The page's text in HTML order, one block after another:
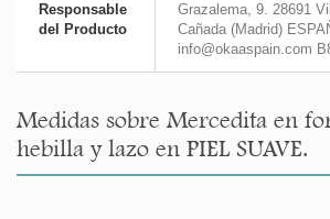
Responsable
del Producto
Grazalema, 9. 28691
Cañada (Madrid)
info@okaaspain.com
Medidas sobre Mercedita en
hebilla y lazo en PIEL SUAVE.